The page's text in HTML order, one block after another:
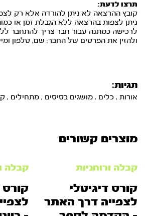
תרצו לדעת:
קובץ ההרצאה לא ניתן להורדה אלא רק
ניתן לצפות בהרצאה ללא הגבלת זמן או
לרכישה כמתנה עבור חבר צריך להתחבר
ולהזין את הפרטים של החבר: שם, טלפון
תגיות:
אורות , כלים , מושגים בסיסים , מתחילים ,
מוצרים קשורים
קבלה ורוחניות
קורס דיגיטלי
לצפייה דרך האתר
קבלה
קורס